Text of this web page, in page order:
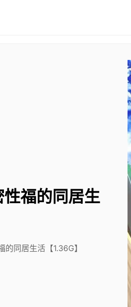
福的同居生
同居生活【1.36G】